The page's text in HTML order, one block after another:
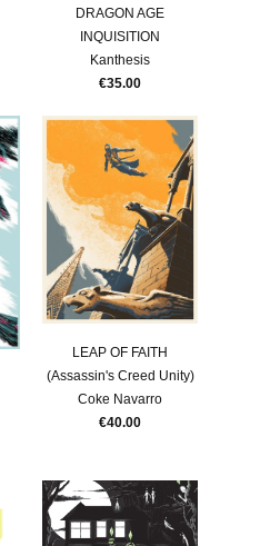
DRAGON AGE
INQUISITION
Kanthesis
€35.00
LEAP OF FAITH
(Assassin's Creed Unity)
Coke Navarro
€40.00